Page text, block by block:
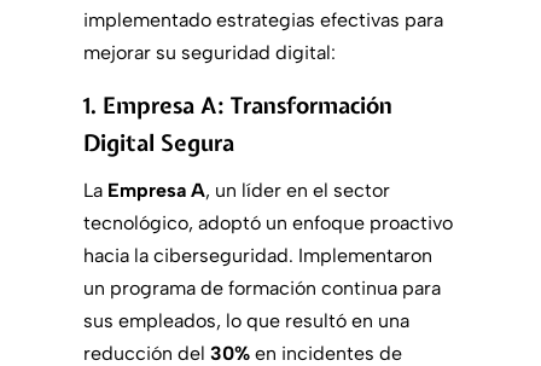
implementado estrategias efectivas para
mejorar su seguridad digital:
1. Empresa A: Transformación
Digital Segura
La Empresa A, un líder en el sector
tecnológico, adoptó un enfoque proactivo
hacia la ciberseguridad. Implementaron
un programa de formación continua para
sus empleados, lo que resultó en una
reducción del 30%en incidentes de